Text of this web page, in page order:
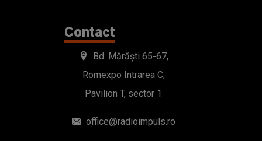
Contact
Bd. Mărăști 65-67,
Romexpo Intrarea C,
Pavilion T, sector 1
office@radioimpuls.ro